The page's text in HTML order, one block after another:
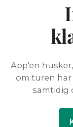
App'en
om turen har
samtidig